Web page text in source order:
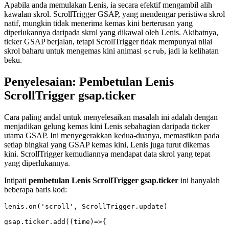
Apabila anda memulakan Lenis, ia secara efektif mengambil alih
kawalan skrol. ScrollTrigger GSAP, yang mendengar peristiwa skrol
natif, mungkin tidak menerima kemas kini berterusan yang
diperlukannya daripada skrol yang dikawal oleh Lenis. Akibatnya,
ticker GSAP berjalan, tetapi ScrollTrigger tidak mempunyai nilai
skrol baharu untuk mengemas kini animasi scrub, jadi ia kelihatan
beku.
Penyelesaian: Pembetulan Lenis
ScrollTrigger gsap.ticker
Cara paling andal untuk menyelesaikan masalah ini adalah dengan
menjadikan gelung kemas kini Lenis sebahagian daripada ticker
utama GSAP. Ini menyegerakkan kedua-duanya, memastikan pada
setiap bingkai yang GSAP kemas kini, Lenis juga turut dikemas
kini. ScrollTrigger kemudiannya mendapat data skrol yang tepat
yang diperlukannya.
Intipati pembetulan Lenis ScrollTrigger gsap.ticker ini hanyalah
beberapa baris kod:
lenis.on('scroll', ScrollTrigger.update)
gsap.ticker.add((time)=>{